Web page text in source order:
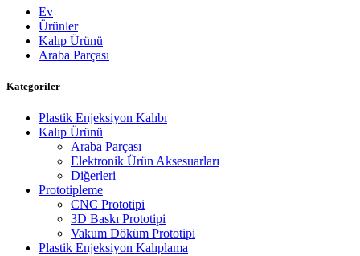
Ev
Ürünler
Kalıp Ürünü
Araba Parçası
Kategoriler
Plastik Enjeksiyon Kalıbı
Kalıp Ürünü
Araba Parçası
Elektronik Ürün Aksesuarları
Diğerleri
Prototipleme
CNC Prototipi
3D Baskı Prototipi
Vakum Döküm Prototipi
Plastik Enjeksiyon Kalıplama